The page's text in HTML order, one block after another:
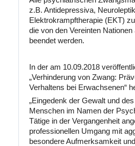
z.B. Antidepressiva,
Elektrokrampftherapie (EKT)
die von den Vereinten
beendet werden.
In der am 10.09.2018
„Verhinderung von Zwang:
Verhaltens bei Erwachsenen“
„Eingedenk der Gewalt und
Menschen im Namen der
Tätige in der Vergangenheit
professionellen Umgang mit
besondere Aufmerksamkeit